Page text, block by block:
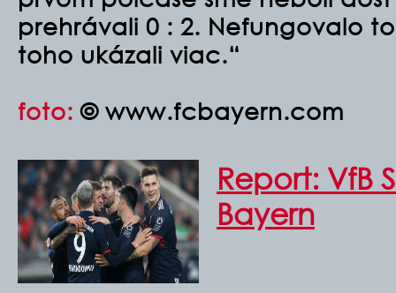
prehrávali 0 : 2. Nefungovalo
toho ukázali viac.“
foto:© www.fcbayern.com
Report: VfB
Bayern